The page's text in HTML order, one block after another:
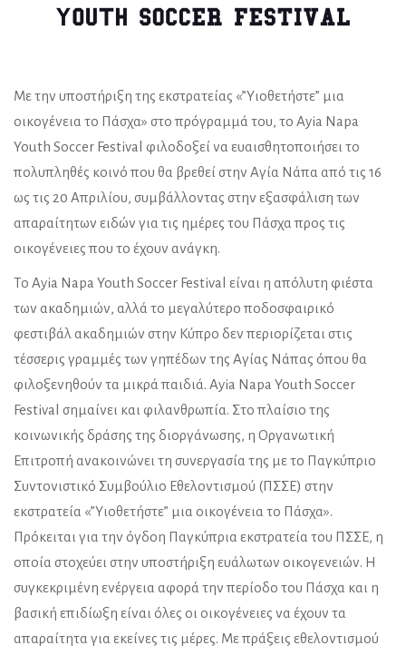
Με την υποστήριξη της εκστρατείας «”Υιοθετήστε” μια
οικογένεια το Πάσχα» στο πρόγραμμά του, το Ayia Napa
Youth Soccer Festival φιλοδοξεί να ευαισθητοποιήσει το
πολυπληθές κοινό που θα βρεθεί στην Αγία Νάπα από τις 16
ως τις 20 Απριλίου, συμβάλλοντας στην εξασφάλιση των
απαραίτητων ειδών για τις ημέρες του Πάσχα προς τις
οικογένειες που το έχουν ανάγκη.
Το Ayia Napa Youth Soccer Festival είναι η απόλυτη φιέστα
των ακαδημιών, αλλά το μεγαλύτερο ποδοσφαιρικό
φεστιβάλ ακαδημιών στην Κύπρο δεν περιορίζεται στις
τέσσερις γραμμές των γηπέδων της Αγίας Νάπας όπου θα
φιλοξενηθούν τα μικρά παιδιά. Ayia Napa Youth Soccer
Festival σημαίνει και φιλανθρωπία. Στο πλαίσιο της
κοινωνικής δράσης της διοργάνωσης, η Οργανωτική
Επιτροπή ανακοινώνει τη συνεργασία της με το Παγκύπριο
Συντονιστικό Συμβούλιο Εθελοντισμού (ΠΣΣΕ) στην
εκστρατεία «”Υιοθετήστε” μια οικογένεια το Πάσχα».
Πρόκειται για την όγδοη Παγκύπρια εκστρατεία του ΠΣΣΕ, η
οποία στοχεύει στην υποστήριξη ευάλωτων οικογενειών. Η
συγκεκριμένη ενέργεια αφορά την περίοδο του Πάσχα και η
βασική επιδίωξη είναι όλες οι οικογένειες να έχουν τα
απαραίτητα για εκείνες τις μέρες. Με πράξεις εθελοντισμού